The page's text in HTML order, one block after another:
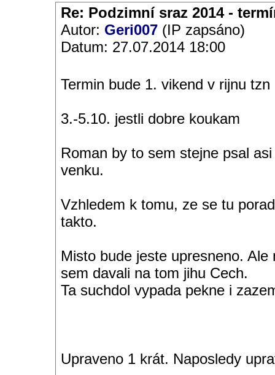
Re: Podzimní sraz 2014 -
Autor: Geri007 (IP zapsáno)
Datum: 27.07.2014 18:00
Termin bude 1. vikend v rijnu tzn
3.-5.10. jestli dobre koukam
Roman by to sem stejne psal
venku.
Vzhledem k tomu, ze se tu
takto.
Misto bude jeste upresneno.
sem davali na tom jihu Cech.
Ta suchdol vypada pekne i
Upraveno 1 krát. Naposledy